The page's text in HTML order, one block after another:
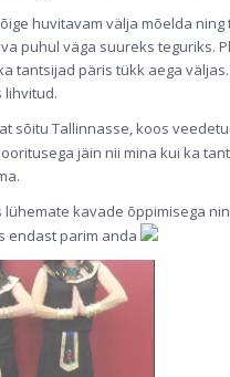
huvitavam välja mõelda
puhul väga suureks teguriks.
tantsijad päris tükk aega
sõitu Tallinnasse, koos
jäin nii mina kui ka
kavade õppimisega
endast parim anda